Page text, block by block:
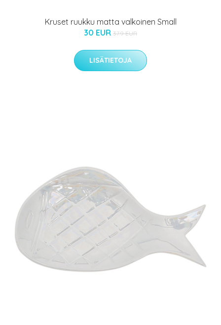
Kruset ruukku matta valkoinen Small
30 EUR 37.9 EUR
LISÄTIETOJA